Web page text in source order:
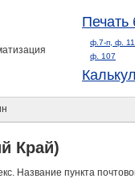
Печать
ф.7-п, ф.
ф. 107
Край)
Название пункта